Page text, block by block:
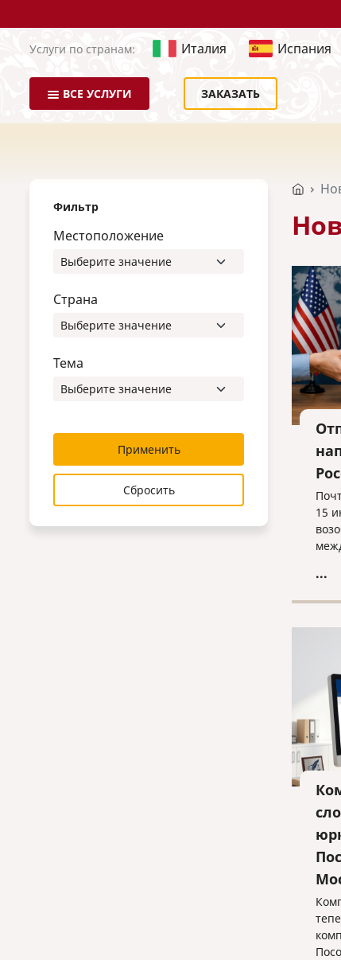
Услуги по странам: Италия Испания
ВСЕ УСЛУГИ ЗАКАЗАТЬ
Фильтр
Местоположение
Страна
Тема
Применить
Сбросить
15
...